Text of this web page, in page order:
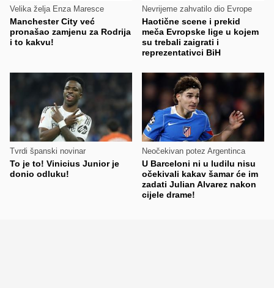
Velika želja Enza Maresce
Manchester City već
pronašao zamjenu za Rodrija
i to kakvu!
Nevrijeme zahvatilo dio Evrope
Haotične scene i prekid
meča Evropske lige u kojem
su trebali zaigrati i
reprezentativci BiH
Tvrdi španski novinar
To je to! Vinicius Junior je
donio odluku!
Neočekivan potez Argentinca
U Barceloni ni u ludilu nisu
očekivali kakav šamar će im
zadati Julian Alvarez nakon
cijele drame!